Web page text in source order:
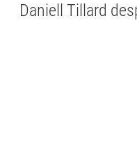
Daniell Tillard